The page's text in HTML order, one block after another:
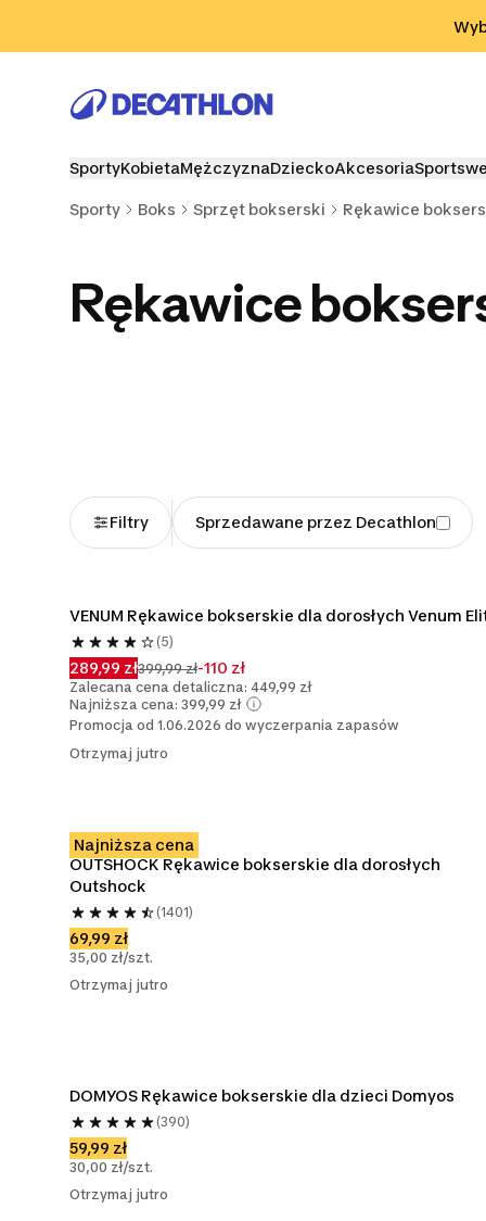
Przejdź
SportyKobietaMężczyznaDzieckoAkcesoria
Sporty Boks Sprzęt bokserski Rękawice
Rękawice
Filtry Sprzedawane przez Decathlon
VENUM Rękawice bokserskie dla dorosłych Venum
(5)
289,99 zł399,99 zł-110 zł
Zalecana cena detaliczna: 449,99 zł
Najniższa cena: 399,99 zł
Promocja od 1.06.2026 do wyczerpania zapasów
Otrzymaj jutro
Najniższa cena
OUTSHOCK Rękawice bokserskie dla dorosłych
Outshock
(1401)
69,99 zł
35,00 zł/szt.
Otrzymaj jutro
DOMYOS Rękawice bokserskie dla dzieci Domyos
(390)
59,99 zł
30,00 zł/szt.
Otrzymaj jutro